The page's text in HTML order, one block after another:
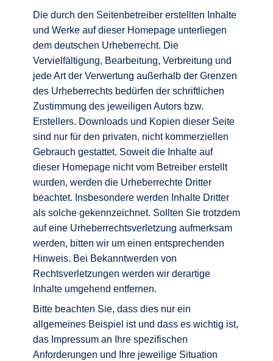
Die durch den Seitenbetreiber erstellten Inhalte
und Werke auf dieser Homepage unterliegen
dem deutschen Urheberrecht. Die
Vervielfältigung, Bearbeitung, Verbreitung und
jede Art der Verwertung außerhalb der Grenzen
des Urheberrechts bedürfen der schriftlichen
Zustimmung des jeweiligen Autors bzw.
Erstellers. Downloads und Kopien dieser Seite
sind nur für den privaten, nicht kommerziellen
Gebrauch gestattet. Soweit die Inhalte auf
dieser Homepage nicht vom Betreiber erstellt
wurden, werden die Urheberrechte Dritter
beachtet. Insbesondere werden Inhalte Dritter
als solche gekennzeichnet. Sollten Sie trotzdem
auf eine Urheberrechtsverletzung aufmerksam
werden, bitten wir um einen entsprechenden
Hinweis. Bei Bekanntwerden von
Rechtsverletzungen werden wir derartige
Inhalte umgehend entfernen.
Bitte beachten Sie, dass dies nur ein
allgemeines Beispiel ist und dass es wichtig ist,
das Impressum an Ihre spezifischen
Anforderungen und Ihre jeweilige Situation